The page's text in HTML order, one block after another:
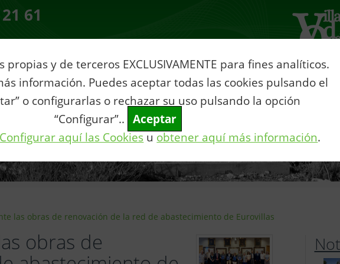
propias y de terceros EXCLUSIVAMENTE para fines analíticos.
información. Puedes aceptar todas las cookies pulsando el
o configurarlas o rechazar su uso pulsando la opción
“Configurar”..
Aceptar
Configurar aquí las Cookies u obtener aquí más información.
61
Servicios al Ciudadano Tu municipio Vive Villar Convenio Agua
las obras de renovación de la red de abastecimiento de Eurovillas
obras de